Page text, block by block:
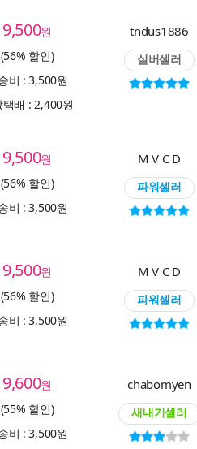
9,500원
(56% 할인)
비 : 3,500원
택배 : 2,400원
tndus1886
실버셀러
9,500원
(56% 할인)
비 : 3,500원
M V C D
파워셀러
9,500원
(56% 할인)
비 : 3,500원
M V C D
파워셀러
9,600원
(55% 할인)
비 : 3,500원
chabomyen
새내기셀러